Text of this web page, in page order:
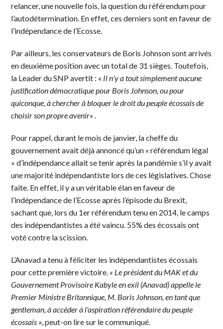
relancer, une nouvelle fois, la question du référendum pour
l’autodétermination. En effet, ces derniers sont en faveur de
l’indépendance de l’Ecosse.
Par ailleurs, les conservateurs de Boris Johnson sont arrivés
en deuxième position avec un total de 31 sièges. Toutefois,
la Leader du SNP avertit : « Il n’y a tout simplement aucune
justification démocratique pour Boris Johnson, ou pour
quiconque, à chercher à bloquer le droit du peuple écossais de
choisir son propre avenir« .
Pour rappel, durant le mois de janvier, la cheffe du
gouvernement avait déjà annoncé qu’un « référendum légal
» d’indépendance allait se tenir après la pandémie s’il y avait
une majorité indépendantiste lors de ces législatives. Chose
faite. En effet, il y a un véritable élan en faveur de
l’indépendance de l’Ecosse après l’épisode du Brexit,
sachant que, lors du 1er référendum tenu en 2014, le camps
des indépendantistes a été vaincu. 55% des écossais ont
voté contre la scission.
L’Anavad a tenu à féliciter les indépendantistes écossais
pour cette première victoire. « Le président du MAK et du
Gouvernement Provisoire Kabyle en exil (Anavad) appelle le
Premier Ministre Britannique, M. Boris Johnson, en tant que
gentleman, à accéder à l’aspiration référendaire du peuple
écossais », peut-on lire sur le communiqué.